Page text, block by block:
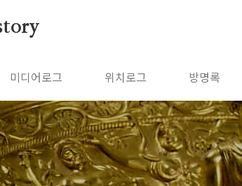
미디어로그 위치로그 방명록